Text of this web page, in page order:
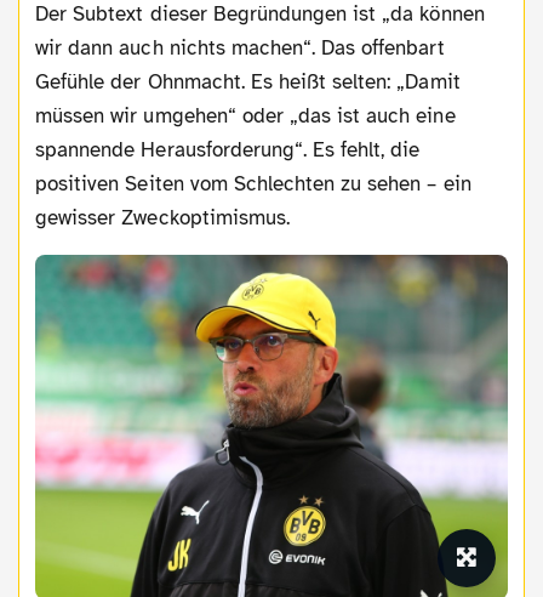
Der Subtext dieser Begründungen ist „da können
wir dann auch nichts machen“. Das offenbart
Gefühle der Ohnmacht. Es heißt selten: „Damit
müssen wir umgehen“ oder „das ist auch eine
spannende Herausforderung“. Es fehlt, die
positiven Seiten vom Schlechten zu sehen – ein
gewisser Zweckoptimismus.